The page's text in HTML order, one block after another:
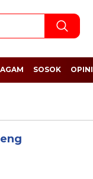
SOSOK OPINI